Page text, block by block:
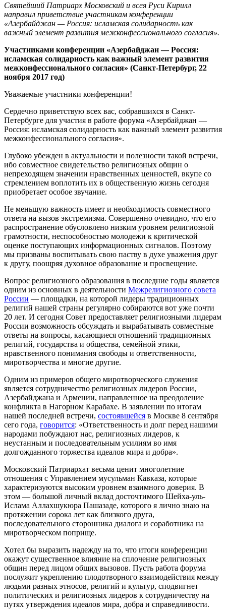
Святейший Патриарх Московский и всея Руси Кирилл
направил приветствие участникам конференции
«Азербайджан — Россия: исламская солидарность как
важный элемент развития межконфессионального согласия».
Участниками конференции «Азербайджан — Россия:
исламская солидарность как важный элемент развития
межконфессионального согласия» (Санкт-Петербург, 22
ноября 2017 год)
Уважаемые участники конференции!
Сердечно приветствую всех вас, собравшихся в Санкт-
Петербурге для участия в работе форума «Азербайджан —
Россия: исламская солидарность как важный элемент развития
межконфессионального согласия».
Глубоко убежден в актуальности и полезности такой встречи,
ибо совместное свидетельство религиозных общин о
непреходящем значении нравственных ценностей, вкупе со
стремлением воплотить их в общественную жизнь сегодня
приобретает особое звучание.
Не меньшую важность имеет и необходимость совместного
ответа на вызов экстремизма. Совершенно очевидно, что его
распространение обусловлено низким уровнем религиозной
грамотности, неспособностью молодежи к критической
оценке поступающих информационных сигналов. Поэтому
мы призваны воспитывать свою паству в духе уважения друг
к другу, поощряя духовное образование и просвещение.
Вопрос религиозного образования в последние годы является
одним из основных в деятельности Межрелигиозного совета
России — площадки, на которой лидеры традиционных
религий нашей страны регулярно собираются вот уже почти
20 лет. И сегодня Совет предоставляет религиозными лидерам
России возможность обсуждать и вырабатывать совместные
ответы на вопросы, касающиеся отношений традиционных
религий, государства и общества, семейной этики,
нравственного понимания свободы и ответственности,
миротворчества и многие другие.
Одним из примеров общего миротворческого служения
является сотрудничество религиозных лидеров России,
Азербайджана и Армении, направленное на преодоление
конфликта в Нагорном Карабахе. В заявлении по итогам
нашей последней встречи, состоявшейся в Москве 8 сентября
сего года, говорится: «Ответственность и долг перед нашими
народами побуждают нас, религиозных лидеров, к
неустанным и последовательным усилиям во имя
долгожданного торжества идеалов мира и добра».
Московский Патриархат весьма ценит многолетние
отношения с Управлением мусульман Кавказа, которые
характеризуются высоким уровнем взаимного доверия. В
этом — большой личный вклад досточтимого Шейха-уль-
Ислама Аллахшукюра Пашазаде, которого я лично знаю на
протяжении сорока лет как близкого друга,
последовательного сторонника диалога и соработника на
миротворческом поприще.
Хотел бы выразить надежду на то, что итоги конференции
окажут существенное влияние на сплочение религиозных
общин перед лицом общих вызовов. Пусть работа форума
послужит укреплению плодотворного взаимодействия между
людьми разных этносов, религий и культур, сподвигнет
политических и религиозных лидеров к сотрудничеству на
путях утверждения идеалов мира, добра и справедливости.